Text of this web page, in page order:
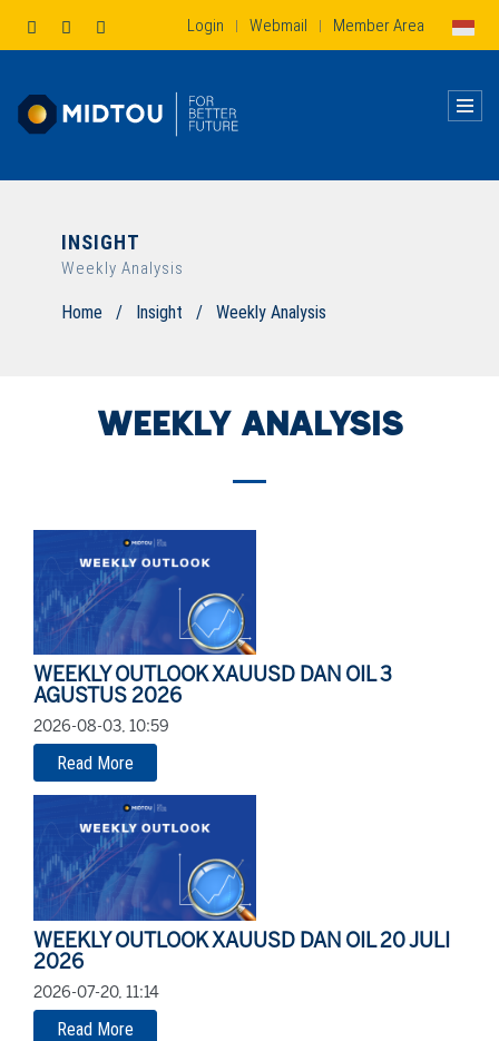
Login | Webmail | Member Area
INSIGHT
Weekly Analysis
Home / Insight / Weekly Analysis
WEEKLY ANALYSIS
WEEKLY OUTLOOK XAUUSD DAN OIL 3
AGUSTUS 2026
2026-08-03, 10:59
Read More
WEEKLY OUTLOOK XAUUSD DAN OIL 20 JULI
2026
2026-07-20, 11:14
Read More